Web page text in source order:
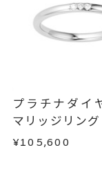
刻印字体
商品の品質に
不良品の場合
はお問い合わ
この場合の返
で、着払いに
詳細はこちら
プラチナダイ
マリッジリング
¥105,600